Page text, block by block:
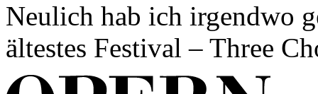
Neulich hab ich irgendwo
ältestes Festival – Three